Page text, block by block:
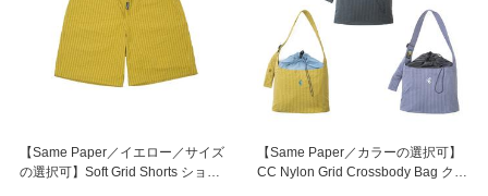
【Same Paper／イエロー／サイズ
の選択可】Soft Grid Shorts ショー
【Same Paper／カラーの選択可】
CC Nylon Grid Crossbody Bag クロ